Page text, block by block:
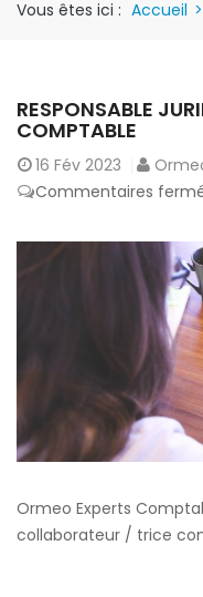
Vous êtes ici : Accueil >
RESPONSABLE
COMPTABLE
16 Fév 2023
Commentaires
Ormeo Experts
collaborateur / trice